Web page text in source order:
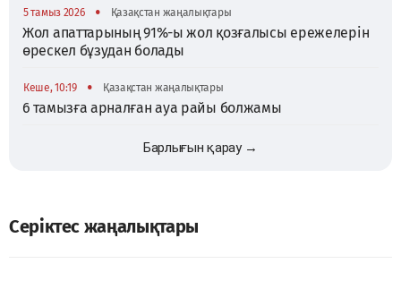
5 тамыз 2026 • Қазақстан жаңалықтары
Жол апаттарының 91%-ы жол қозғалысы ережелерін
өрескел бұзудан болады
Кеше, 10:19 • Қазақстан жаңалықтары
6 тамызға арналған ауа райы болжамы
Барлығын қарау →
Серіктес жаңалықтары